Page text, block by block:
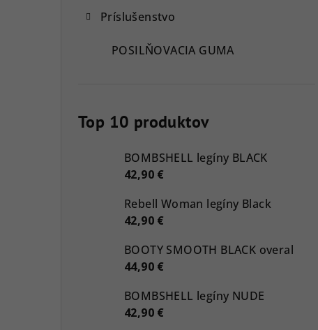
Príslušenstvo
POSILŇOVACIA GUMA
Top 10 produktov
BOMBSHELL legíny BLACK
42,90 €
Rebell Woman legíny Black
42,90 €
BOOTY SMOOTH BLACK overal
44,90 €
BOMBSHELL legíny NUDE
42,90 €